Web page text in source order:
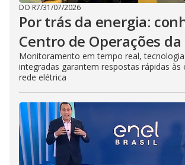
DO R7/31/07/2026
Por trás da energia:
Centro de Operações da
Monitoramento em tempo real, tecnologia
integradas garantem respostas rápidas às
rede elétrica